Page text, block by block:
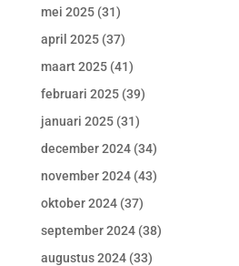
mei 2025(31)
april 2025(37)
maart 2025(41)
februari 2025(39)
januari 2025(31)
december 2024(34)
november 2024(43)
oktober 2024(37)
september 2024(38)
augustus 2024(33)